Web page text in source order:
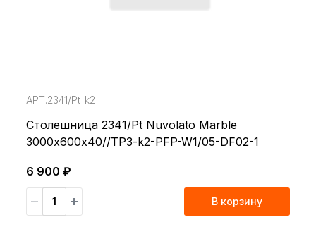
АРТ.2341/Pt_k2
Столешница 2341/Pt Nuvolato Marble
3000х600х40//TP3-k2-PFP-W1/05-DF02-1
6 900 ₽
В корзину